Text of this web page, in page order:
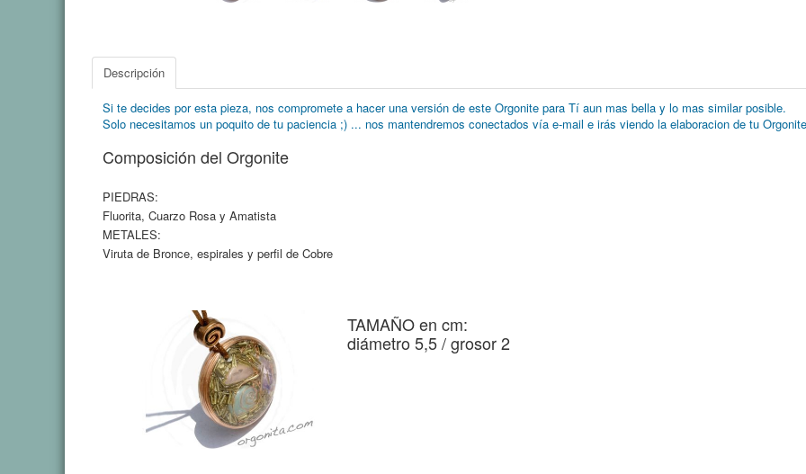
Descripción
Si te decides por esta pieza, nos compromete a hacer una versión de este Orgonite para Tí aun mas bella y lo mas similar posible.
Solo necesitamos un poquito de tu paciencia ;) ... nos mantendremos conectados vía e-mail e irás viendo la elaboracion de tu
Composición del Orgonite
PIEDRAS:
Fluorita, Cuarzo Rosa y Amatista
METALES:
Viruta de Bronce, espirales y perfil de Cobre
TAMAÑO en cm:
diámetro 5,5 / grosor 2